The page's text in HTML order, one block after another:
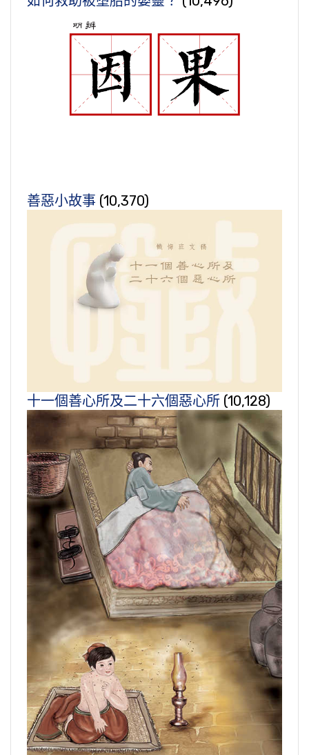
善惡小故事 (10,370)
十一個善心所及二十六個惡心所 (10,128)